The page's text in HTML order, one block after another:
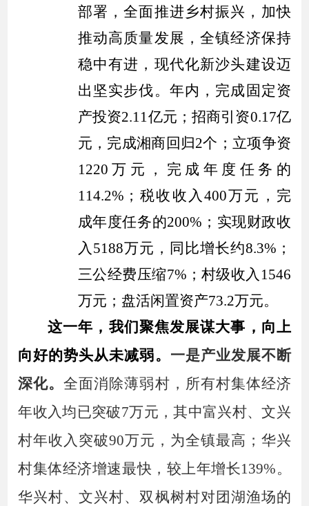
部署，全面推进乡村振兴，加快
推动高质量发展，全镇经济保持
稳中有进，现代化新沙头建设迈
出坚实步伐。 年内， 完成固定资
产投资2.11亿元；招商引资0.17亿
元，完成湘商回归2个；立项争资
1220万元，完成年度任务的
114.2%；税收收入400万元，完
成年度任务的200%；实现财政收
入5188万元，同比增长约8.3%；
三公经费压缩7%；村级收入1546
万元； 盘活闲置资产73.2万元。
这一年，我们聚焦发展谋大事，向上
向好的势头从未减弱。 一是产业发展不断
深化。全面消除薄弱村， 所有村集体经济
年收入均已突破7万元，其中富兴村、文兴
村年收入突破90万元，为全镇最高 ； 华兴
村集体经济增速最快，较上年增长139%。
华兴村、文兴村、双枫树村对团湖渔场的